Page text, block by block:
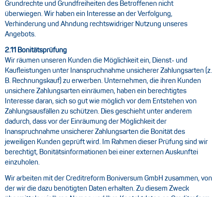
Grundrechte und Grundfreiheiten des Betroffenen nicht
überwiegen. Wir haben ein Interesse an der Verfolgung,
Verhinderung und Ahndung rechtswidriger Nutzung unseres
Angebots.
2.11 Bonitätsprüfung
Wir räumen unseren Kunden die Möglichkeit ein, Dienst- und
Kaufleistungen unter Inanspruchnahme unsicherer Zahlungsarten (z.
B. Rechnungskauf) zu erwerben. Unternehmen, die ihren Kunden
unsichere Zahlungsarten einräumen, haben ein berechtigtes
Interesse daran, sich so gut wie möglich vor dem Entstehen von
Zahlungsausfällen zu schützen. Dies geschieht unter anderem
dadurch, dass vor der Einräumung der Möglichkeit der
Inanspruchnahme unsicherer Zahlungsarten die Bonität des
jeweiligen Kunden geprüft wird. Im Rahmen dieser Prüfung sind wir
berechtigt, Bonitätsinformationen bei einer externen Auskunftei
einzuholen.
Wir arbeiten mit der Creditreform Boniversum GmbH zusammen, von
der wir die dazu benötigten Daten erhalten. Zu diesem Zweck